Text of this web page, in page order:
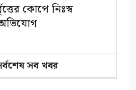
কোপে নিঃস্ব
বন্ধে সর্বোচ্চ
বাস ও ট্রাক
সব খবর